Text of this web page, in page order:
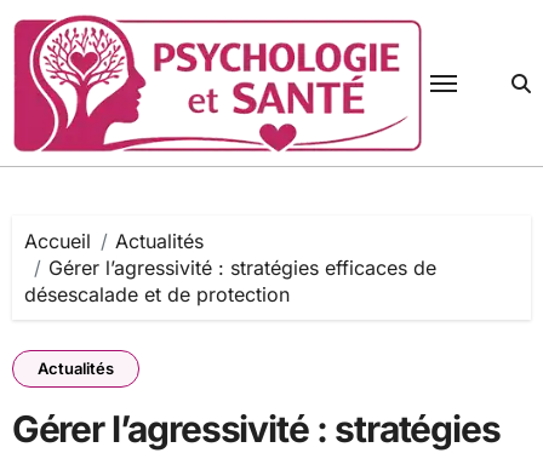
contenu
Accueil
Actualités
Gérer l’agressivité : stratégies efficaces de
désescalade et de protection
Actualités
Gérer l’agressivité : stratégies